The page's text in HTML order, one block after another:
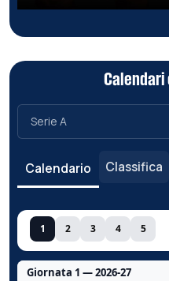
Calendari
Calendario Classifica
1 2 3 4 5
Giornata 1 — 2026-27